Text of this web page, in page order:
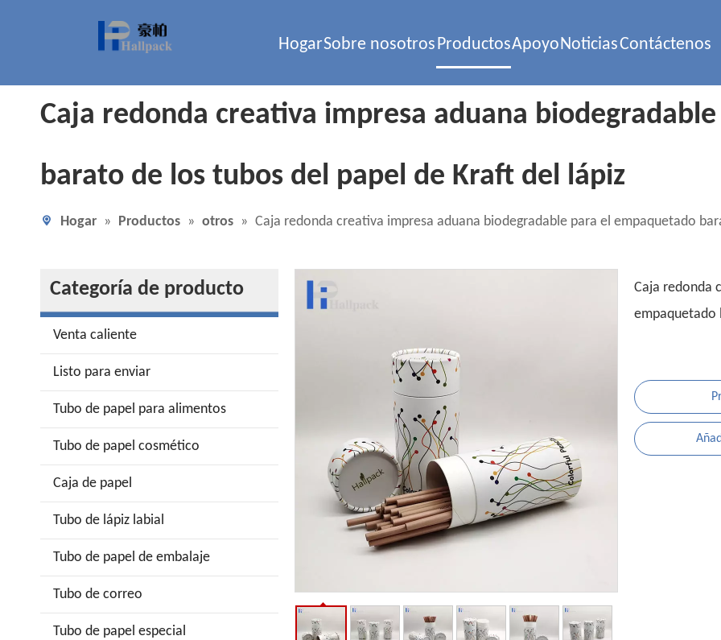
HogarSobre nosotrosProductosApoyoNoticiasContáctenos
Caja redonda creativa impresa aduana
barato de los tubos del papel de Kraft del lápiz
Hogar » Productos » otros » Caja redonda creativa impresa aduana biodegradable para el empaquetado
Categoría de producto
Venta caliente
Listo para enviar
Tubo de papel para alimentos
Tubo de papel cosmético
Caja de papel
Tubo de lápiz labial
Tubo de papel de embalaje
Tubo de correo
Tubo de papel especial
Caja redonda
empaquetado